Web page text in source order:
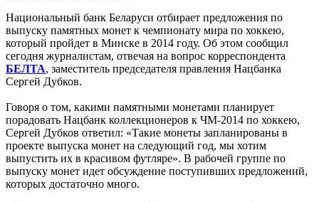
Национальный банк Беларуси отбирает предложения по
выпуску памятных монет к чемпионату мира по хоккею,
который пройдет в Минске в 2014 году. Об этом сообщил
сегодня журналистам, отвечая на вопрос корреспондента
БЕЛТА, заместитель председателя правления Нацбанка
Сергей Дубков.
Говоря о том, какими памятными монетами планирует
порадовать Нацбанк коллекционеров к ЧМ-2014 по хоккею,
Сергей Дубков ответил: «Такие монеты запланированы в
проекте выпуска монет на следующий год, мы хотим
выпустить их в красивом футляре». В рабочей группе по
выпуску монет идет обсуждение поступивших предложений,
которых достаточно много.